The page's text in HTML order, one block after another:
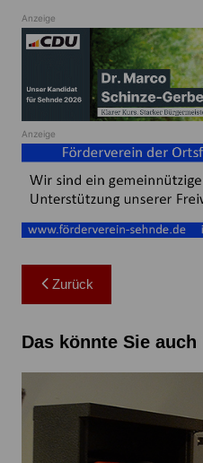
Anzeige
Anzeige
Beitragsnavigation
Zurück
Das könnte Sie